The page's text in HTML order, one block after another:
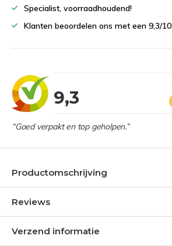
Specialist, voorraadhoudend!
Klanten beoordelen ons met een 9,3/10
9,3
“Goed verpakt en top geholpen.”
Productomschrijving
Reviews
Verzend informatie